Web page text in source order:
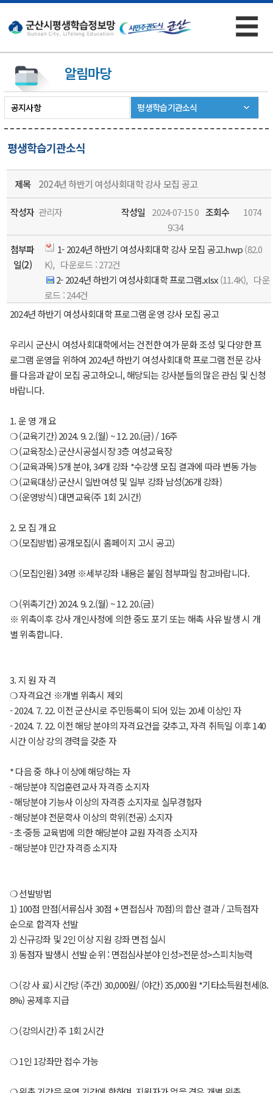
×
☰
알림마당
공지사항 평생학습기관소식
평생학습기관소식
제목 2024년 하반기 여성사회대학 강사 모집 공고
작성자 관리자 작성일
2024-07-15 0
9:34
조회수 1074
첨부파
일(2)
1- 2024년 하반기 여성사회대학 강사 모집 공고.hwp(82.0
K), 다운로드 : 272건
2- 2024년 하반기 여성사회대학 프로그램.xlsx(11.4K), 다운
로드 : 244건
2024년 하반기 여성사회대학 프로그램 운영 강사 모집 공고
우리시 군산시 여성사회대학에서는 건전한 여가 문화 조성 및 다양한 프
로그램 운영을 위하여 2024년 하반기 여성사회대학 프로그램 전문 강사
를 다음과 같이 모집 공고하오니, 해당되는 강사분들의 많은 관심 및 신청
바랍니다.
1. 운 영 개 요
❍ (교육기간) 2024. 9. 2.(월) ~ 12. 20.(금) / 16주
❍ (교육장소) 군산시공설시장 3층 여성교육장
❍ (교육과목) 5개 분야, 34개 강좌 *수강생 모집 결과에 따라 변동 가능
❍ (교육대상) 군산시 일반여성 및 일부 강좌 남성(26개 강좌)
❍ (운영방식) 대면교육(주 1회 2시간)
2. 모 집 개 요
❍ (모집방법) 공개모집(시 홈페이지 고시 공고)
❍ (모집인원) 34명 ※세부강좌 내용은 붙임 첨부파일 참고바랍니다.
❍ (위촉기간) 2024. 9. 2.(월) ~ 12. 20.(금)
※ 위촉이후 강사 개인사정에 의한 중도 포기 또는 해촉 사유 발생 시 개
별 위촉합니다.
3. 지 원 자 격
❍ 자격요건 ※개별 위촉시 제외
- 2024. 7. 22. 이전 군산시로 주민등록이 되어 있는 20세 이상인 자
- 2024. 7. 22. 이전 해당 분야의 자격요건을 갖추고, 자격 취득일 이후 140
시간 이상 강의 경력을 갖춘 자
* 다음 중 하나 이상에 해당하는 자
- 해당분야 직업훈련교사 자격증 소지자
- 해당분야 기능사 이상의 자격증 소지자로 실무경험자
- 해당분야 전문학사 이상의 학위(전공) 소지자
- 초·중등 교육법에 의한 해당분야 교원 자격증 소지자
- 해당분야 민간 자격증 소지자
❍ 선발방법
1) 100점 만점(서류심사 30점 + 면접심사 70점)의 합산 결과 / 고득점자
순으로 합격자 선발
2) 신규강좌 및 2인 이상 지원 강좌 면접 실시
3) 동점자 발생시 선발 순위 : 면접심사분야 인성>전문성>스피치능력
❍ (강 사 료) 시간당 (주간) 30,000원/ (야간) 35,000원 *기타소득원천세(8.
8%) 공제후 지급
❍ (강의시간) 주 1회 2시간
❍ 1인 1강좌만 접수 가능